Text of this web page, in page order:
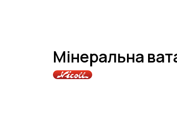
Мінеральна